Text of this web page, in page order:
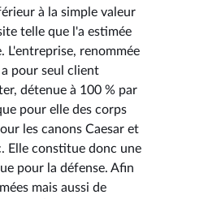
à la simple valeur
telle que l'a estimée
L'entreprise, renommée
pour seul client
détenue à 100 % par
pour elle des corps
les canons Caesar et
Elle constitue donc une
pour la défense. Afin
mais aussi de